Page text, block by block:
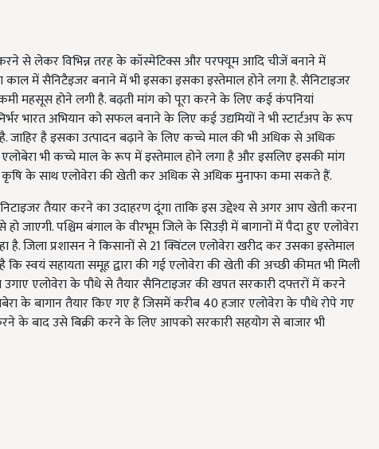
से लेकर विभिन्न तरह के कॉस्मेटिक्स और परफ्यूम आदि चीजें बनाने में
में सैनिटैइजर बनाने में भी इसका इसका इस्तेमाल होने लगा है. सैनिटाइजर
महसूस होने लगी है. बढ़ती मांग को पूरा करने के लिए कई कंपनियां
भारत अभियान को सफल बनाने के लिए कई उद्यमियों ने भी स्टार्टअप के रूप
जाहिर है इसका उत्पादन बढ़ाने के लिए कच्चे माल की भी अधिक से अधिक
भी कच्चे माल के रूप में इस्तेमाल होने लगा है और इसलिए इसकी मांग
कृषि के साथ एलोवेरा की खेती कर अधिक से अधिक मुनाफा कमा सकते हैं.
तैयार करने का उदाहरण दूंगा ताकि इस उद्देश्य से अगर आप खेती करना
जाएगी. पश्चिम बंगाल के वीरभूम जिले के सिउड़ी में बागानों में पैदा हुए एलोवेरा
है. जिला प्रशासन ने किसानों से 21 क्विंटल एलोवेरा खरीद कर उसका इस्तेमाल
स्वयं सहायता समूह द्वारा की गई एलोवेरा की खेती की अच्छी कीमत भी मिली
उगाए एलोवेरा के पौधे से तैयार सैनिटाइजर की खपत सरकारी दफ्तरों में करने
के बागान तैयार किए गए हैं जिसमें करीब 40 हजार एलोवेरा के पौधे रोपे गए
के बाद उसे बिक्री करने के लिए आपको सरकारी सहयोग से बाजार भी